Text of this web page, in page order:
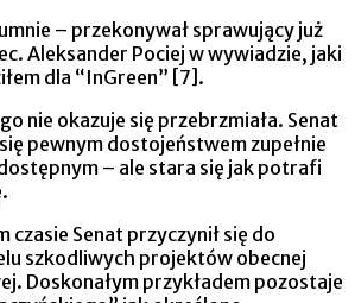
– przekonywał sprawujący już
Aleksander Pociej w wywiadzie, jaki
dla “InGreen” [7].
nie okazuje się przebrzmiała. Senat
pewnym dostojeństwem zupełnie
– ale stara się jak potrafi
czasie Senat przyczynił się do
szkodliwych projektów obecnej
Doskonałym przykładem pozostaje